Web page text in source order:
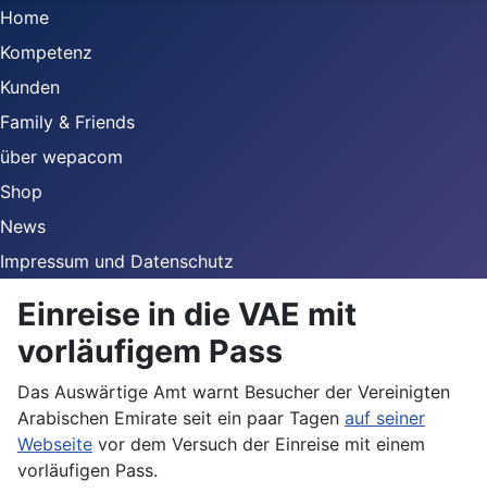
Home
Kompetenz
Kunden
Family & Friends
über wepacom
Shop
News
Impressum und Datenschutz
Einreise in die VAE mit
vorläufigem Pass
Das Auswärtige Amt warnt Besucher der Vereinigten
Arabischen Emirate seit ein paar Tagen auf seiner
Webseite vor dem Versuch der Einreise mit einem
vorläufigen Pass.